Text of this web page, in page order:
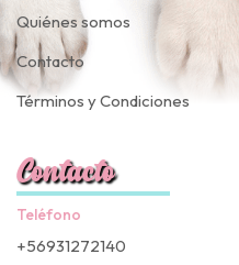
Quiénes somos
Contacto
Términos y Condiciones
Contacto
Teléfono
+56931272140